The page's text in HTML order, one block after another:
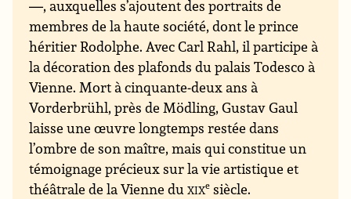
—, auxquelles s’ajoutent des portraits de
membres de la haute société, dont le prince
héritier Rodolphe. Avec Carl Rahl, il participe à
la décoration des plafonds du palais Todesco à
Vienne. Mort à cinquante-deux ans à
Vorderbrühl, près de Mödling, Gustav Gaul
laisse une œuvre longtemps restée dans
l’ombre de son maître, mais qui constitue un
témoignage précieux sur la vie artistique et
théâtrale de la Vienne duxixe siècle.